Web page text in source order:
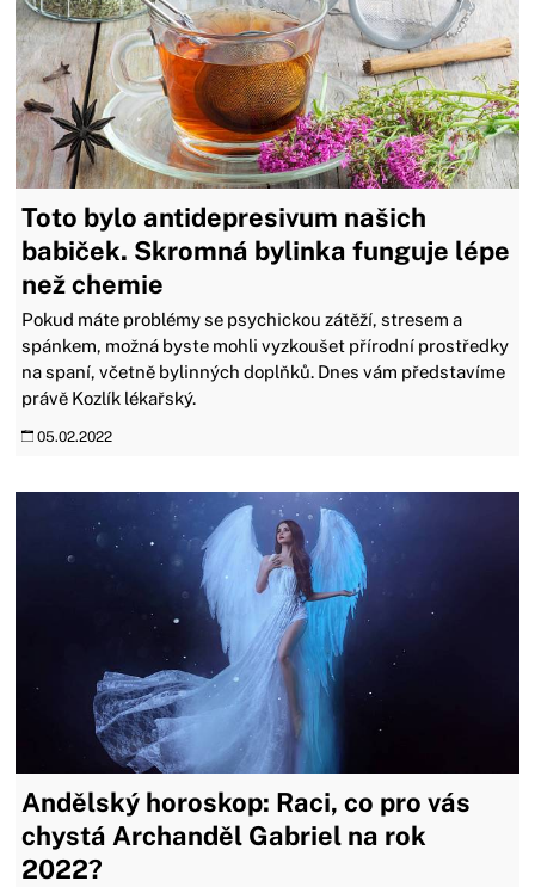
Toto bylo antidepresivum našich
babiček. Skromná bylinka funguje lépe
než chemie
Pokud máte problémy se psychickou zátěží, stresem a
spánkem, možná byste mohli vyzkoušet přírodní prostředky
na spaní, včetně bylinných doplňků. Dnes vám představíme
právě Kozlík lékařský.
05.02.2022
Andělský horoskop: Raci, co pro vás
chystá Archanděl Gabriel na rok
2022?